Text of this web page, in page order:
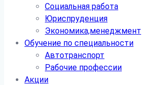
Социальная работа
Юриспруденция
Экономика,менеджмент
Обучение по специальности
Автотранспорт
Рабочие профессии
Акции